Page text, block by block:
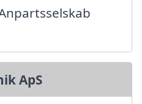
ApS